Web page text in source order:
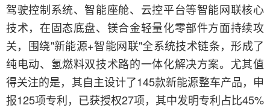
驾驶控制系统、智能座舱、云控平台等智能网联核心
技术，在固态底盘、镁合金轻量化零部件方面持续攻
关，围绕"新能源+智能网联"全系统技术链条，形成了
纯电动、氢燃料双技术路的一体化解决方案。尤其值
得关注的是，其自主设计了145款新能源整车产品，申
报125项专利，已获授权27项，其中发明专利占比45%